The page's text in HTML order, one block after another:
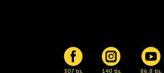
307 tis. 140 tis. 86,8 tis.